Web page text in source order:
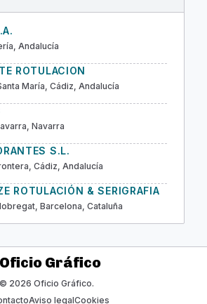
Andalucía
ROTULACION
María, Cádiz, Andalucía
Navarra
S.L.
Cádiz, Andalucía
ROTULACIÓN & SERIGRAFIA
Barcelona, Cataluña
Oficio Gráfico
© 2026 Oficio Gráfico.
Aviso legalCookies